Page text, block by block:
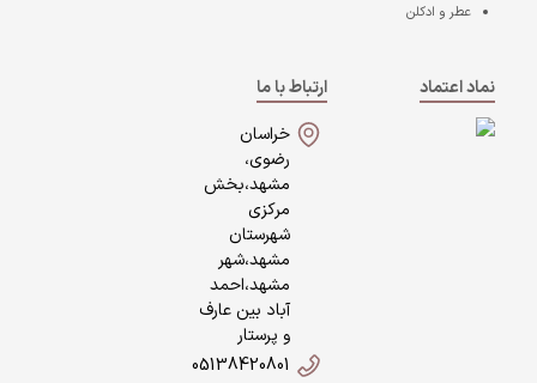
عطر و ادکلن
نماد اعتماد
ارتباط با ما
خراسان
رضوی،
مشهد،بخش
مرکزی
شهرستان
مشهد،شهر
مشهد،احمد
آباد بین عارف
و پرستار
05138420801